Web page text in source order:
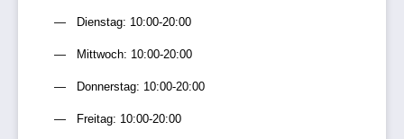
Dienstag: 10:00-20:00
Mittwoch: 10:00-20:00
Donnerstag: 10:00-20:00
Freitag: 10:00-20:00